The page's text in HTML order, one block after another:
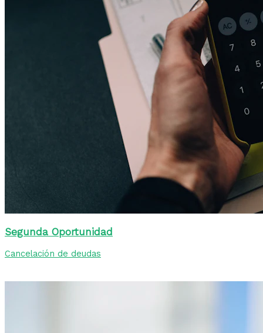
Segunda Oportunidad
Cancelación de deudas